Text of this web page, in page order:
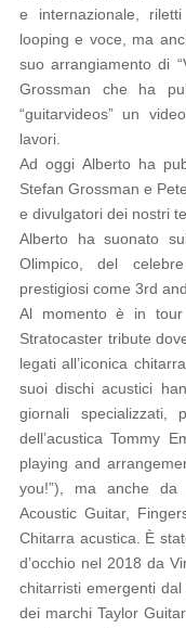
e internazionale,
looping e voce, ma
suo arrangiamento di
Grossman che ha
“guitarvideos” un
lavori.
Ad oggi Alberto ha
Stefan Grossman e
e divulgatori dei nostri
Alberto ha suonato
Olimpico, del
prestigiosi come 3rd
Al momento è in
Stratocaster tribute
legati all’iconica
suoi dischi acustici
giornali specializzati,
dell’acustica Tommy
playing and
you!”), ma anche da
Acoustic Guitar,
Chitarra acustica. È
d’occhio nel 2018 da
chitarristi emergenti
dei marchi Taylor